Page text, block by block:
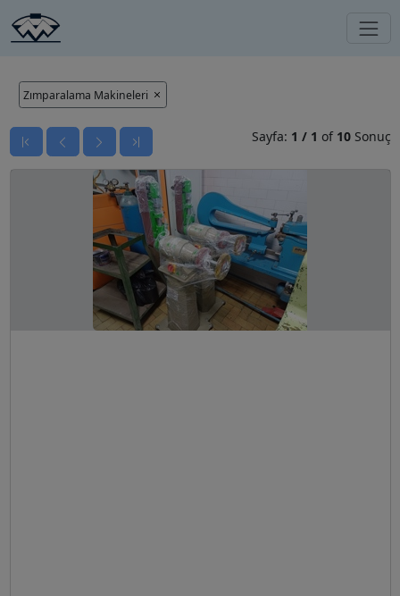
Zımparalama Makineleri
Sayfa: 1 / 1 of 10Sonuç